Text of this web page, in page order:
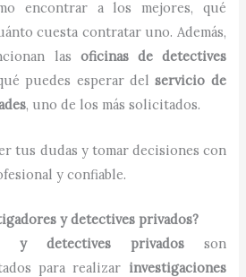
encontrar a los mejores, qué
cuesta contratar uno. Además,
las oficinas de detectives
puedes esperar delservicio de
, uno de los más solicitados.
tus dudas y tomar decisiones con
y confiable.
y detectives privados?
y detectives privadosson
para realizar investigaciones